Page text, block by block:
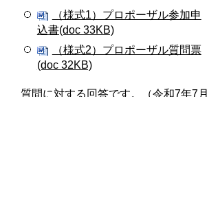
（様式1）プロポーザル参加申
込書(doc 33KB)
（様式2）プロポーザル質問票
(doc 32KB)
質問に対する回答です。（令和7年7月